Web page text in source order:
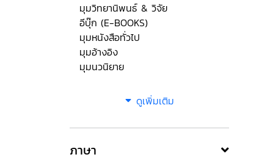
มุมวิทยานิพนธ์ & วิจัย
อีบุ๊ก (E-BOOKS)
มุมหนังสือทั่วไป
มุมอ้างอิง
มุมนวนิยาย
ดูเพิ่มเติม
ภาษา